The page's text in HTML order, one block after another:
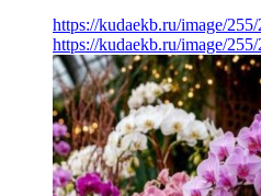
https://kudaekb.ru/image/
https://kudaekb.ru/image/